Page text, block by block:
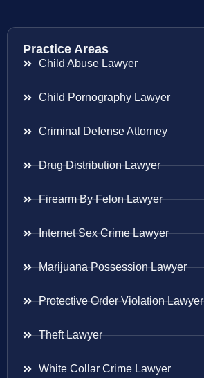
Practice Areas
Child Abuse Lawyer
Child Pornography Lawyer
Criminal Defense Attorney
Drug Distribution Lawyer
Firearm By Felon Lawyer
Internet Sex Crime Lawyer
Marijuana Possession Lawyer
Protective Order Violation Lawyer
Theft Lawyer
White Collar Crime Lawyer